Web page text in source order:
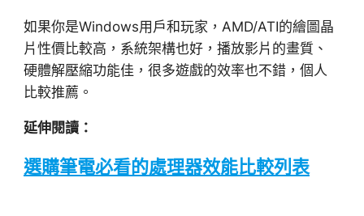
如果你是Windows用戶和玩家，AMD/ATI的繪圖晶
片性價比較高，系統架構也好，播放影片的畫質、
硬體解壓縮功能佳，很多遊戲的效率也不錯，個人
比較推薦。
延伸閱讀：
選購筆電必看的處理器效能比較列表